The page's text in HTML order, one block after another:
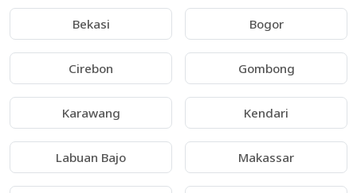
Bekasi Bogor
Cirebon Gombong
Karawang Kendari
Labuan Bajo Makassar